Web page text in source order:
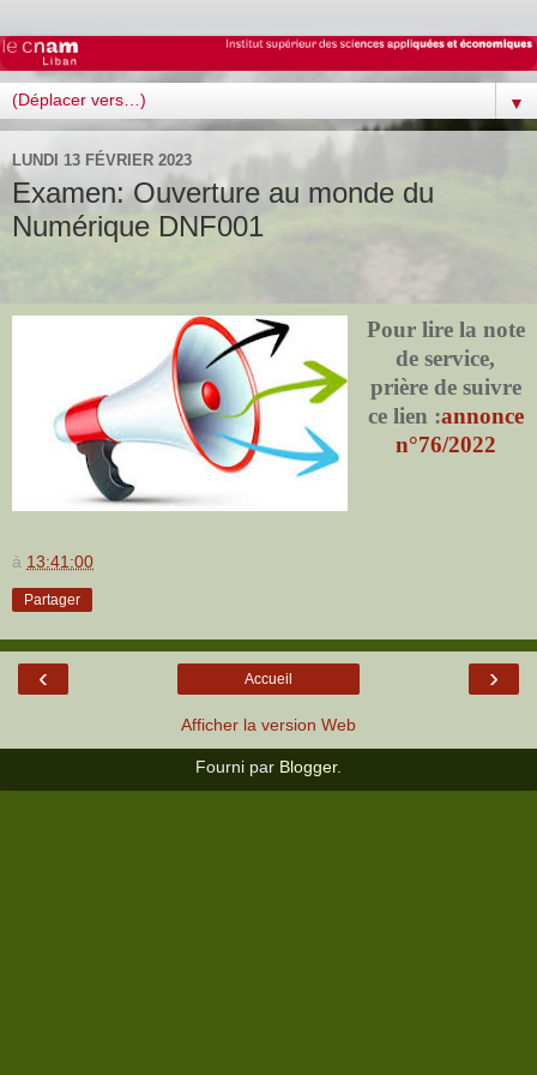
▼
LUNDI 13 FÉVRIER 2023
Examen: Ouverture au monde du
Numérique DNF001
Pour lire la note
de service,
prière de suivre
ce lien :annonce
n°76/2022
à 13:41:00
Partager
‹ ›
Accueil
Afficher la version Web
Fourni par Blogger.